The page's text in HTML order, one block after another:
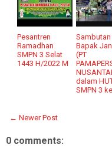
Pesantren
Ramadhan
SMPN 3 Selat
1443 H/2022 M
Sambutan
Bapak
(PT
dalam
SMPN 3
← Newer Post
0 comments: